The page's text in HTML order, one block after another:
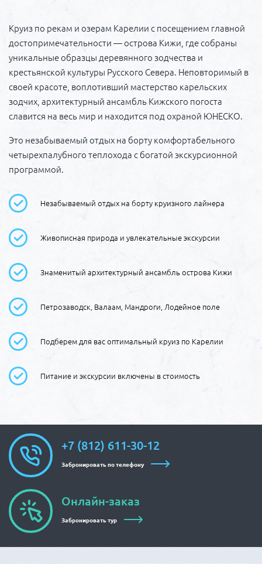
Круиз по рекам и озерам Карелии с посещением главной
достопримечательности — острова Кижи, где собраны
уникальные образцы деревянного зодчества и
крестьянской культуры Русского Севера. Неповторимый в
своей красоте, воплотивший мастерство карельских
зодчих, архитектурный ансамбль Кижского погоста
славится на весь мир и находится под охраной ЮНЕСКО.
Это незабываемый отдых на борту комфортабельного
четырехпалубного теплохода с богатой экскурсионной
программой.
Незабываемый отдых на борту круизного лайнера
Живописная природа и увлекательные экскурсии
Знаменитый архитектурный ансамбль острова Кижи
Петрозаводск, Валаам, Мандроги, Лодейное поле
Подберем для вас оптимальный круиз по Карелии
Питание и экскурсии включены в стоимость
+7 (812) 611-30-12
Забронировать по телефону
Онлайн-заказ
Забронировать тур